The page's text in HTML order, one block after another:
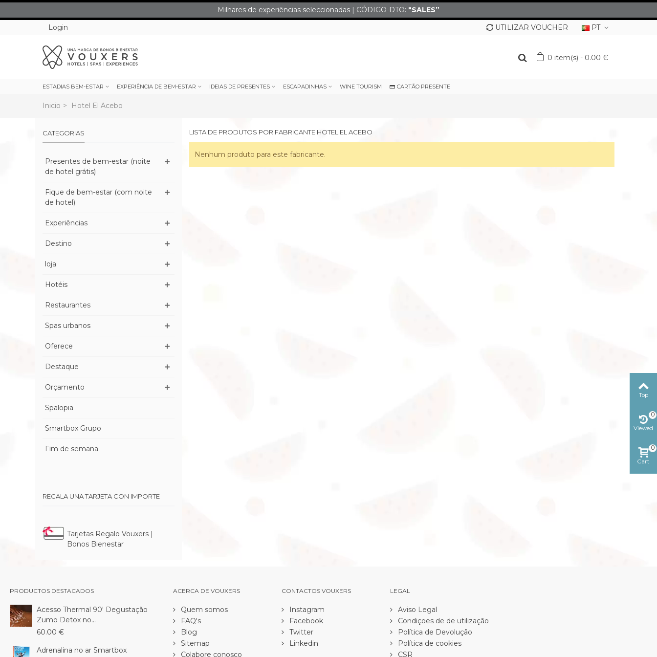
Milhares de experiências seleccionadas | CÓDIGO-DTO: "SALES”
Login
PT
UTILIZAR VOUCHER
0 item(s) - 0.00 €
ESTADIAS BEM-ESTAR EXPERIÊNCIA DE BEM-ESTAR IDEIAS DE PRESENTES ESCAPADINHAS WINE TOURISM CARTÃO PRESENTE
Inicio > Hotel El Acebo
CATEGORIAS
Presentes de bem-estar (noite
de hotel grátis)
Fique de bem-estar (com noite
de hotel)
Experiências
Destino
loja
Hotéis
Restaurantes
Spas urbanos
Oferece
Destaque
Orçamento
Spalopia
Smartbox Grupo
Fim de semana
REGALA UNA TARJETA CON IMPORTE
Tarjetas Regalo Vouxers |
Bonos Bienestar
LISTA DE PRODUTOS POR FABRICANTE HOTEL EL ACEBO
Nenhum produto para este fabricante.
PRODUCTOS DESTACADOS
Acesso Thermal 90' Degustação
Zumo Detox no...
60.00 €
Adrenalina no ar Smartbox
ACERCA DE VOUXERS
Quem somos
FAQ's
Blog
Sitemap
Colabore conosco
CONTACTOS VOUXERS
Instagram
Facebook
Twitter
Linkedin
LEGAL
Aviso Legal
Condiçoes de de utilização
Política de Devolução
Política de cookies
CSR
Top
Viewed
0
Cart
0